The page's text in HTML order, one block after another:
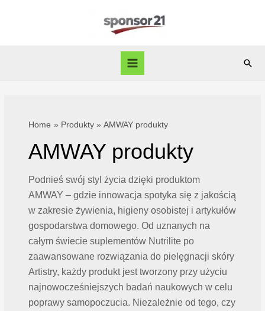
Main
Home Produkty AMWAY produkty
AMWAY produkty
Podnieś swój styl życia dzięki produktom
AMWAY – gdzie innowacja spotyka się z jakością
w zakresie żywienia, higieny osobistej i artykułów
gospodarstwa domowego. Od uznanych na
całym świecie suplementów Nutrilite po
zaawansowane rozwiązania do pielęgnacji skóry
Artistry, każdy produkt jest tworzony przy użyciu
najnowocześniejszych badań naukowych w celu
poprawy samopoczucia. Niezależnie od tego, czy